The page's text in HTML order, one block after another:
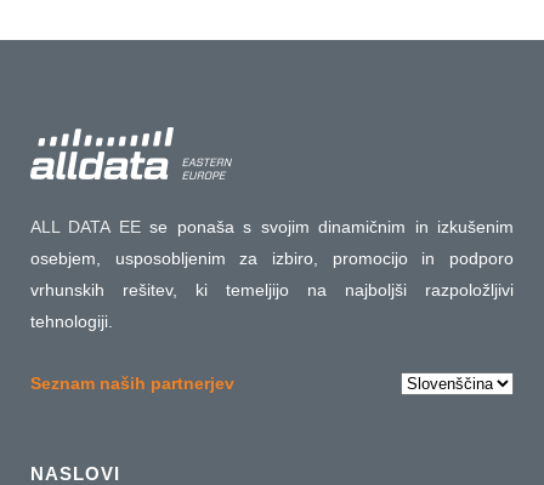
ALL DATA EEse ponaša s svojim dinamičnim in izkušenim
osebjem, usposobljenim za izbiro, promocijo in podporo
vrhunskih rešitev, ki temeljijo na najboljši razpoložljivi
tehnologiji.
Seznam naših partnerjev
Choose
NASLOVI